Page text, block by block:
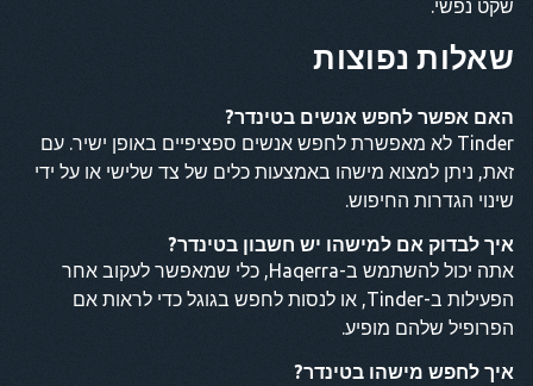
שקט נפשי.
שאלות נפוצות
האם אפשר לחפש אנשים בטינדר?
Tinder לא מאפשרת לחפש אנשים ספציפיים באופן ישיר. עם
זאת, ניתן למצוא מישהו באמצעות כלים של צד שלישי או על ידי
שינוי הגדרות החיפוש.
איך לבדוק אם למישהו יש חשבון בטינדר?
אתה יכול להשתמש ב-Haqerra, כלי שמאפשר לעקוב אחר
הפעילות ב-Tinder, או לנסות לחפש בגוגל כדי לראות אם
הפרופיל שלהם מופיע.
איך לחפש מישהו בטינדר?